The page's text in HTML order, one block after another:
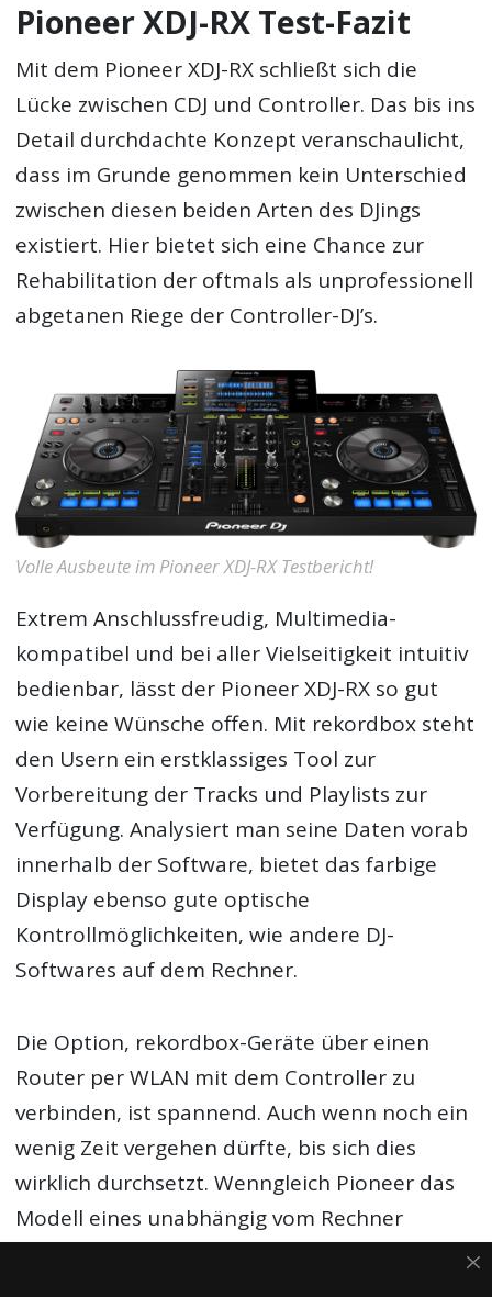
Pioneer XDJ-RX Test-Fazit
Mit dem Pioneer XDJ-RX schließt sich die
Lücke zwischen CDJ und Controller. Das bis ins
Detail durchdachte Konzept veranschaulicht,
dass im Grunde genommen kein Unterschied
zwischen diesen beiden Arten des DJings
existiert. Hier bietet sich eine Chance zur
Rehabilitation der oftmals als unprofessionell
abgetanen Riege der Controller-DJ’s.
Volle Ausbeute im Pioneer XDJ-RX Testbericht!
Extrem Anschlussfreudig, Multimedia-
kompatibel und bei aller Vielseitigkeit intuitiv
bedienbar, lässt der Pioneer XDJ-RX so gut
wie keine Wünsche offen. Mit rekordbox steht
den Usern ein erstklassiges Tool zur
Vorbereitung der Tracks und Playlists zur
Verfügung. Analysiert man seine Daten vorab
innerhalb der Software, bietet das farbige
Display ebenso gute optische
Kontrollmöglichkeiten, wie andere DJ-
Softwares auf dem Rechner.
Die Option, rekordbox-Geräte über einen
Router per WLAN mit dem Controller zu
verbinden, ist spannend. Auch wenn noch ein
wenig Zeit vergehen dürfte, bis sich dies
wirklich durchsetzt. Wenngleich Pioneer das
Modell eines unabhängig vom Rechner